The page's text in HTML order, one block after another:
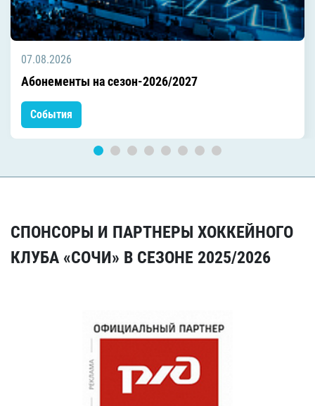
07.08.2026
Абонементы на сезон-2026/2027
События
СПОНСОРЫ И ПАРТНЕРЫ ХОККЕЙНОГО
КЛУБА «СОЧИ» В СЕЗОНЕ 2025/2026